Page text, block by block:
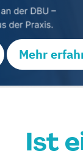
Mehr
Ist